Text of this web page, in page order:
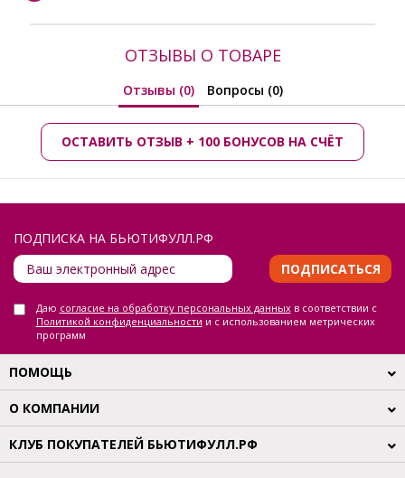
ОТЗЫВЫ О ТОВАРЕ
Отзывы (0) Вопросы (0)
ОСТАВИТЬ ОТЗЫВ + 100 БОНУСОВ НА СЧЁТ
ПОДПИСКА НА БЬЮТИФУЛЛ.РФ
ПОДПИСАТЬСЯ
Даю согласие на обработку персональных данныхв соответствии с
Политикой конфиденциальности и с использованием метрических
программ
ПОМОЩЬ
О КОМПАНИИ
КЛУБ ПОКУПАТЕЛЕЙ БЬЮТИФУЛЛ.РФ